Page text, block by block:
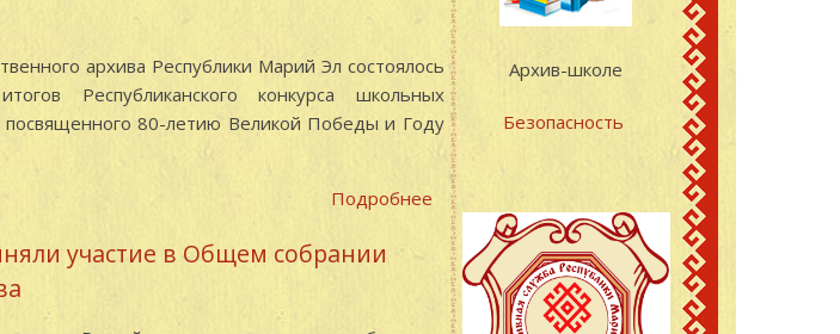
документальную
выставку
«Конституция
Республики
Марий
Эл.
30
лет»
архива Республики Марий Эл состоялось
Республиканского конкурса школьных
посвященного 80-летию Великой Победы и Году
Подробнее
Государственном
архиве
Республики
участие в Общем собрании
Архив-школе
Безопасность